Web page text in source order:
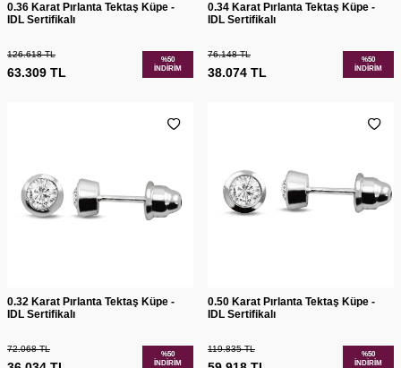
0.36 Karat Pırlanta Tektaş Küpe -
IDL Sertifikalı
126.618TL
63.309 TL
%50
İNDIRIM
0.34 Karat Pırlanta Tektaş Küpe -
IDL Sertifikalı
76.148TL
38.074 TL
%50
İNDIRIM
0.32 Karat Pırlanta Tektaş Küpe -
IDL Sertifikalı
72.068TL
%50
İNDIRIM
0.50 Karat Pırlanta Tektaş Küpe -
IDL Sertifikalı
119.835TL
%50
İNDIRIM